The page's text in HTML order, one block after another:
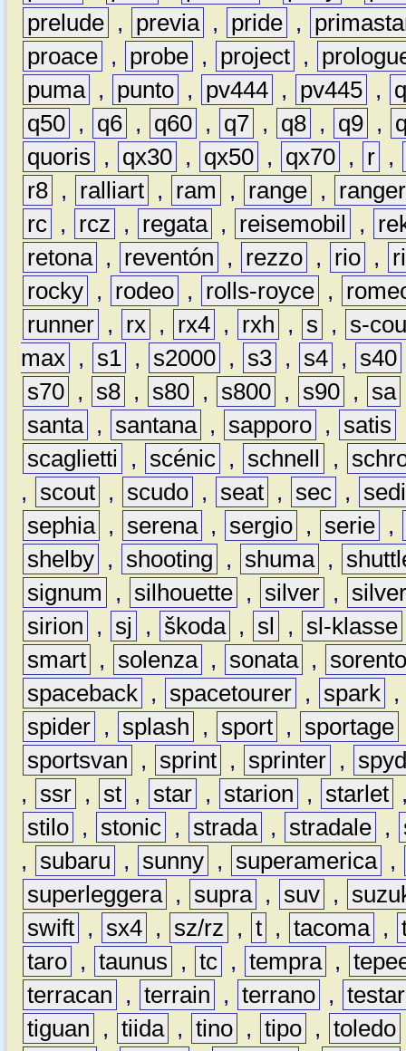
prelude , previa , pride ,
proace , probe , project ,
puma , punto , pv444 , pv445 ,
q50 , q6 , q60 , q7 , q8 , q9 ,
quoris
, qx30 , qx50 , qx70 , r ,
r8 , ralliart , ram , range ,
ranger
rc , rcz , regata , reisemobil ,
retona , reventón , rezzo , rio ,
rocky , rodeo , rolls-royce ,
runner , rx , rx4 , rxh , s ,
s-
max , s1 , s2000 , s3 , s4 , s40
s70 , s8 , s80 , s800 , s90 , sa
santa , santana , sapporo , satis
scaglietti
, scénic , schnell ,
,
scout , scudo , seat , sec ,
sephia , serena , sergio , serie ,
shelby , shooting , shuma ,
signum
, silhouette , silver ,
sirion
, sj , škoda , sl , sl-klasse
smart , solenza , sonata ,
spaceback , spacetourer , spark ,
spider , splash , sport , sportage
sportsvan
, sprint , sprinter ,
,
ssr , st , star , starion , starlet
stilo , stonic , strada , stradale ,
,
subaru , sunny , superamerica ,
superleggera , supra , suv ,
swift , sx4 , sz/rz , t , tacoma ,
taro , taunus , tc , tempra ,
terracan
, terrain , terrano ,
tiguan
, tiida , tino , tipo , toledo